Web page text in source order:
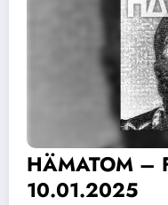
HÄMATOM –
10.01.2025